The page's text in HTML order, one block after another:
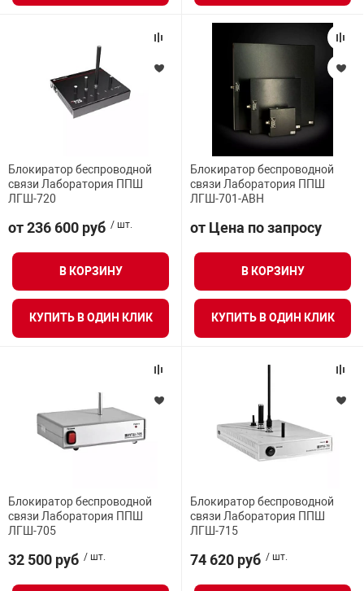
техника
ключи
сигнализации
безопасность
оборудование
Блокиратор беспроводной
связи Лаборатория ППШ
ЛГШ-720
от 236 600 руб / шт.
В КОРЗИНУ
КУПИТЬ В ОДИН КЛИК
Блокиратор беспроводной
связи Лаборатория ППШ
ЛГШ-701-АВН
от Цена по запросу
В КОРЗИНУ
КУПИТЬ В ОДИН КЛИК
Блокиратор беспроводной
связи Лаборатория ППШ
ЛГШ-705
32 500 руб / шт.
Блокиратор беспроводной
связи Лаборатория ППШ
ЛГШ-715
74 620 руб / шт.